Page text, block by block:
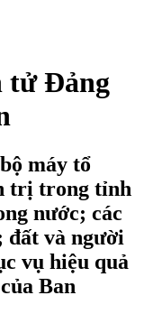
tử Đảng
máy tổ
trị trong tỉnh
nước; các
đất và người
vụ hiệu quả
Ban